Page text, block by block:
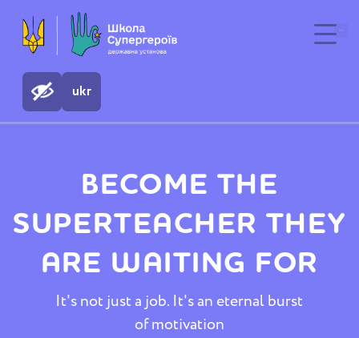
ukr
BECOME THE
SUPERTEACHER THEY
ARE WAITING FOR
It's not just a job. It's an eternal burst
of motivation